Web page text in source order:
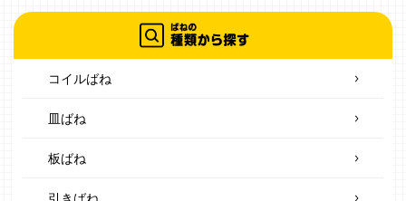
コイルばね
皿ばね
板ばね
引きばね